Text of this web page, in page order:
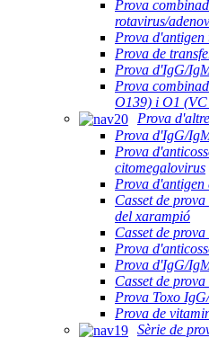
Prova
rotavirus/
Prova d'antigen
Prova de
Prova d'IgG/
Prova
O139) i O1
Prova
Prova d'IgG/
Prova
citomegalovirus
Prova
Casset de
del xarampió
Casset de
Prova
Prova d'IgG/
Casset de
Prova Toxo
Prova de
Sèrie de